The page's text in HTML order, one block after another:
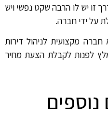
זו יש לו הרבה שקט נפשי ויש
על ידי חברה.
מקצועית לניהול דירות
לפנות לקבלת הצעת מחיר